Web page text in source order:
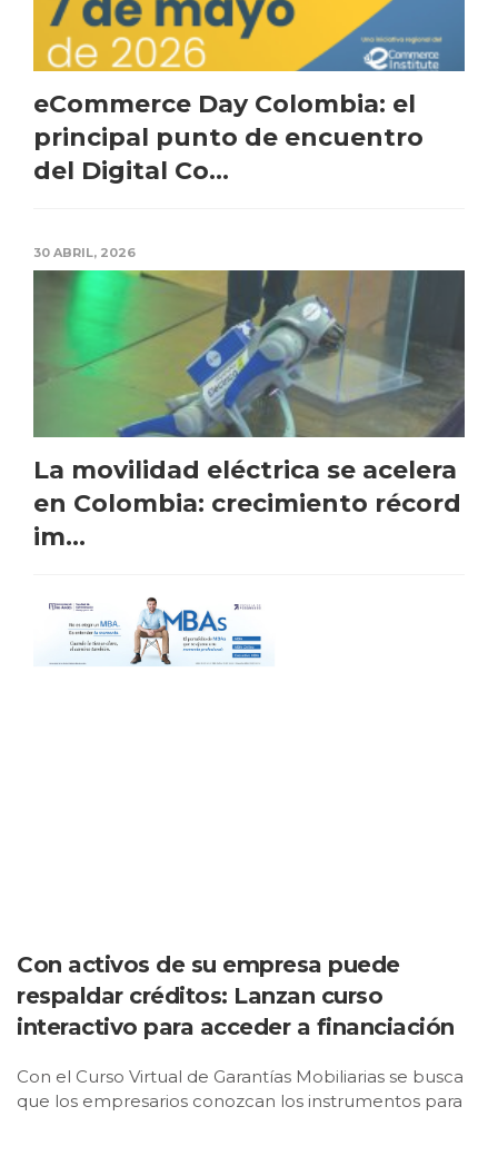
eCommerce Day Colombia: el
principal punto de encuentro
del Digital Co...
30 ABRIL, 2026
La movilidad eléctrica se acelera
en Colombia: crecimiento récord
im...
Con activos de su empresa puede
respaldar créditos: Lanzan curso
interactivo para acceder a financiación
Con el Curso Virtual de Garantías Mobiliarias se busca
que los empresarios conozcan los instrumentos para